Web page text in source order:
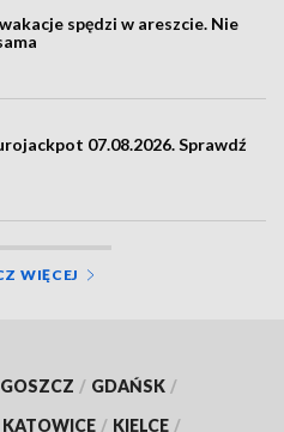
spędzi w areszcie. Nie
07.08.2026. Sprawdź
WIĘCEJ
/ GDAŃSK /
KATOWICE / KIELCE /